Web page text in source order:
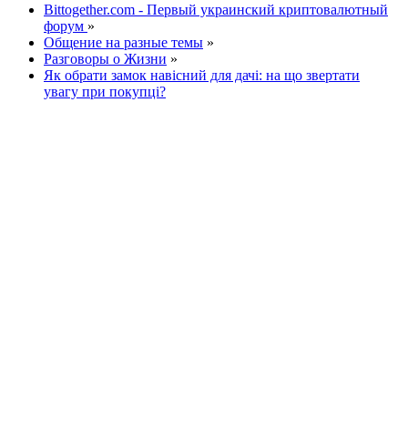
Bittogether.com - Первый украинский криптовалютный
форум »
Общение на разные темы »
Разговоры о Жизни »
Як обрати замок навісний для дачі: на що звертати
увагу при покупці?